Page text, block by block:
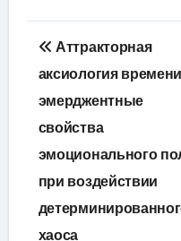
Навигация
по
записям
Аттракторная
аксиология
эмерджентные
свойства
эмоционального
при воздействии
хаоса